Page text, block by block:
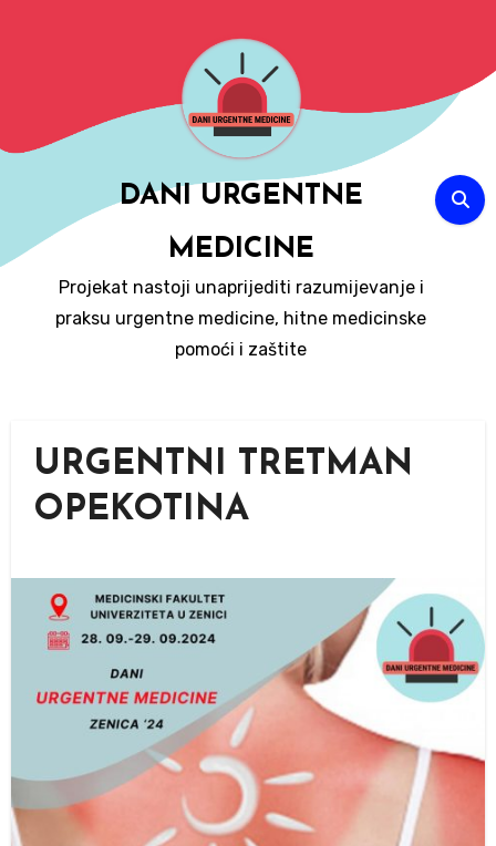
DANI URGENTNE
MEDICINE
Projekat nastoji unaprijediti razumijevanje i
praksu urgentne medicine, hitne medicinske
pomoći i zaštite
URGENTNI TRETMAN
OPEKOTINA